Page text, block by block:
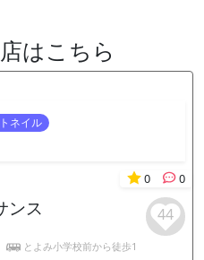
はこちら
ネイル
0 0
ンス
とよみ小学校前から徒歩1
44